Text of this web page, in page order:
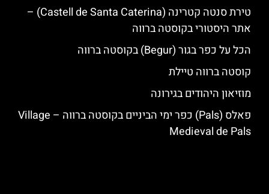
טירת סנטה קטרינה (Castell de Santa Caterina) –
אתר היסטורי בקוסטה ברווה
הכל על כפר בגור (Begur) בקוסטה ברווה
קוסטה ברווה טיילת
מוזיאון היהודים בגירונה
פאלס (Pals) כפר ימי הביניים בקוסטה ברווה – ‪‪Village
Medieval de Pals‬‬